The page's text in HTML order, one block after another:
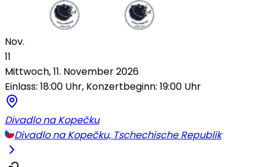
Nov.
11
Mittwoch, 11. November 2026
Einlass: 18:00 Uhr, Konzertbeginn: 19:00 Uhr
Divadlo na Kopečku
Divadlo na Kopečku, Tschechische Republik